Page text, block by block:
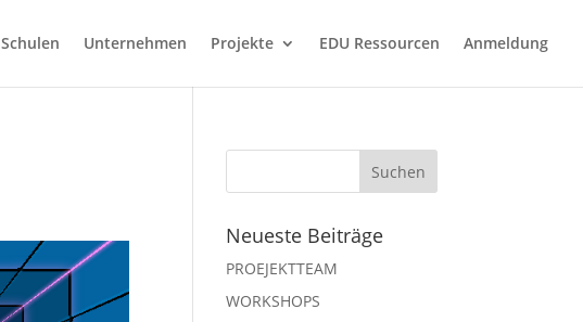
Schulen Unternehmen Projekte EDU Ressourcen Anmeldung
Neueste Beiträge
PROEJEKTTEAM
WORKSHOPS